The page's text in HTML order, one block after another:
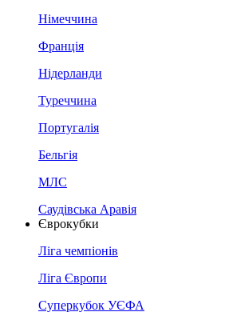
Німеччина
Франція
Нідерланди
Туреччина
Португалія
Бельгія
МЛС
Саудівська Аравія
Єврокубки
Ліга чемпіонів
Ліга Європи
Суперкубок УЄФА